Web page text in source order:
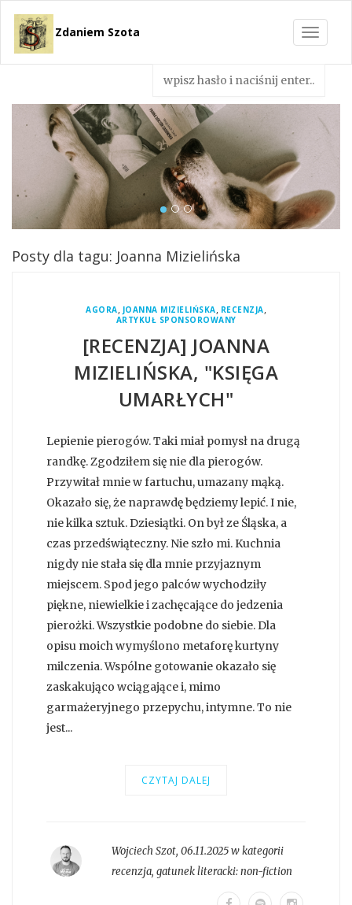
Toggle
Zdaniem Szota
Posty dla tagu: Joanna Mizielińska
AGORA, JOANNA MIZIELIŃSKA, RECENZJA,
ARTYKUŁ SPONSOROWANY
[RECENZJA] JOANNA
MIZIELIŃSKA, "KSIĘGA
UMARŁYCH"
Lepienie pierogów. Taki miał pomysł na drugą
randkę. Zgodziłem się nie dla pierogów.
Przywitał mnie w fartuchu, umazany mąką.
Okazało się, że naprawdę będziemy lepić. I nie,
nie kilka sztuk. Dziesiątki. On był ze Śląska, a
czas przedświąteczny. Nie szło mi. Kuchnia
nigdy nie stała się dla mnie przyjaznym
miejscem. Spod jego palców wychodziły
piękne, niewielkie i zachęcające do jedzenia
pierożki. Wszystkie podobne do siebie. Dla
opisu moich wymyślono metaforę kurtyny
milczenia. Wspólne gotowanie okazało się
zaskakująco wciągające i, mimo
garmażeryjnego przepychu, intymne. To nie
jest...
CZYTAJ DALEJ
Wojciech Szot, 06.11.2025 w kategorii
recenzja, gatunek literacki:non-fiction